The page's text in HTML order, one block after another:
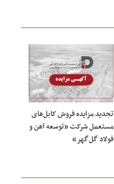
تجدید مزایده فروش کابل‌های
مستعمل شرکت «توسعه آهن و
فولاد گل‌گهر»